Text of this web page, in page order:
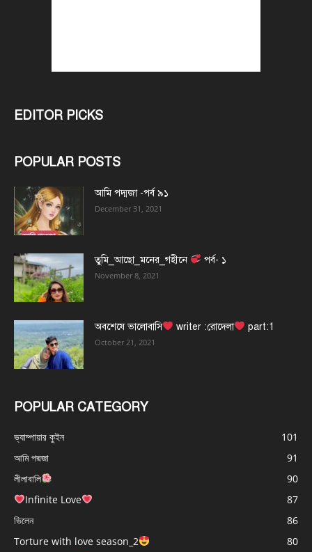
EDITOR PICKS
POPULAR POSTS
আমি পদ্মজা -পর্ব ৯১
December 31, 2021
তুমি_আছো_মনের_গহীনে পর্ব- ১
November 8, 2021
অবশেষে ভালোবাসি writer :রোদেলা part:1
October 21, 2021
POPULAR CATEGORY
ভ্যাম্পায়ার কুইন
101
আমি পদ্মজা
91
লীলাবালি
90
Infinite Love
87
ভিলেন
86
Torture with love season_2
80